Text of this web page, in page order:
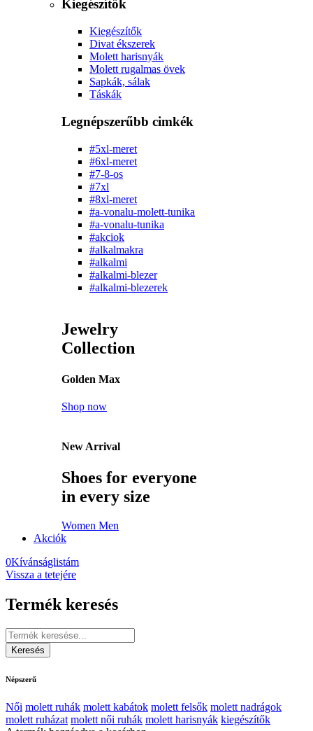
Kiegészítők
Kiegészítők
Divat ékszerek
Molett harisnyák
Molett rugalmas övek
Sapkák, sálak
Táskák
Legnépszerűbb cimkék
#5xl-meret
#6xl-meret
#7-8-os
#7xl
#8xl-meret
#a-vonalu-molett-tunika
#a-vonalu-tunika
#akciok
#alkalmakra
#alkalmi
#alkalmi-blezer
#alkalmi-blezerek
Jewelry
Collection
Golden Max
Shop now
New Arrival
Shoes for everyone
in every size
Women Men
Akciók
0Kívánságlistám
Vissza a tetejére
Termék keresés
Népszerű
Női molett ruhák molett kabátok molett felsők molett nadrágok
molett ruházat molett női ruhák molett harisnyák kiegészítők